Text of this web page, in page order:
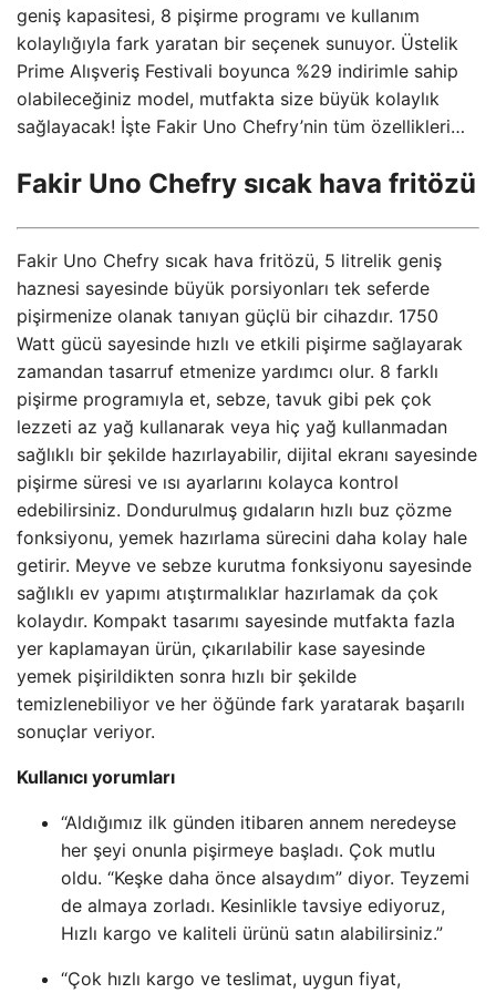
geniş kapasitesi, 8 pişirme programı ve kullanım
kolaylığıyla fark yaratan bir seçenek sunuyor. Üstelik
Prime Alışveriş Festivali boyunca %29 indirimle sahip
olabileceğiniz model, mutfakta size büyük kolaylık
sağlayacak! İşte Fakir Uno Chefry’nin tüm özellikleri…
Fakir Uno Chefry sıcak hava fritözü
Fakir Uno Chefry sıcak hava fritözü, 5 litrelik geniş
haznesi sayesinde büyük porsiyonları tek seferde
pişirmenize olanak tanıyan güçlü bir cihazdır. 1750
Watt gücü sayesinde hızlı ve etkili pişirme sağlayarak
zamandan tasarruf etmenize yardımcı olur. 8 farklı
pişirme programıyla et, sebze, tavuk gibi pek çok
lezzeti az yağ kullanarak veya hiç yağ kullanmadan
sağlıklı bir şekilde hazırlayabilir, dijital ekranı sayesinde
pişirme süresi ve ısı ayarlarını kolayca kontrol
edebilirsiniz. Dondurulmuş gıdaların hızlı buz çözme
fonksiyonu, yemek hazırlama sürecini daha kolay hale
getirir. Meyve ve sebze kurutma fonksiyonu sayesinde
sağlıklı ev yapımı atıştırmalıklar hazırlamak da çok
kolaydır. Kompakt tasarımı sayesinde mutfakta fazla
yer kaplamayan ürün, çıkarılabilir kase sayesinde
yemek pişirildikten sonra hızlı bir şekilde
temizlenebiliyor ve her öğünde fark yaratarak başarılı
sonuçlar veriyor.
Kullanıcı yorumları
“Aldığımız ilk günden itibaren annem neredeyse
her şeyi onunla pişirmeye başladı. Çok mutlu
oldu. “Keşke daha önce alsaydım” diyor. Teyzemi
de almaya zorladı. Kesinlikle tavsiye ediyoruz,
Hızlı kargo ve kaliteli ürünü satın alabilirsiniz.”
“Çok hızlı kargo ve teslimat, uygun fiyat,